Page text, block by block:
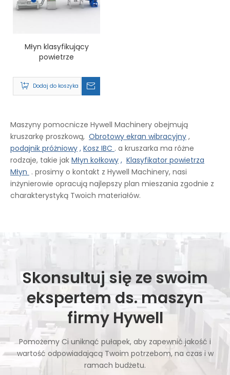
Młyn klasyfikujący
powietrze
Dodaj do koszyka
Maszyny pomocnicze Hywell Machinery obejmują
kruszarkę proszkową, Obrotowy ekran wibracyjny ,
podajnik próżniowy , Kosz IBC . a kruszarka ma różne
rodzaje, takie jak Młyn kołkowy , Klasyfikator powietrza
Młyn . prosimy o kontakt z Hywell Machinery, nasi
inżynierowie opracują najlepszy plan mieszania zgodnie z
charakterystyką Twoich materiałów.
Skonsultuj się ze swoim
ekspertem ds. maszyn
firmy Hywell
Pomożemy Ci uniknąć pułapek, aby zapewnić jakość i
wartość odpowiadającą Twoim potrzebom, na czas i w
ramach budżetu.